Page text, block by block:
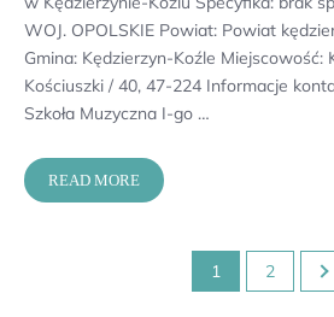
WOJ. OPOLSKIE Powiat: Powiat
Gmina: Kędzierzyn-Koźle Miejscowość:
Kościuszki / 40, 47-224 Informacje
Szkoła Muzyczna I-go …
READ MORE
Stronicowanie
1 2